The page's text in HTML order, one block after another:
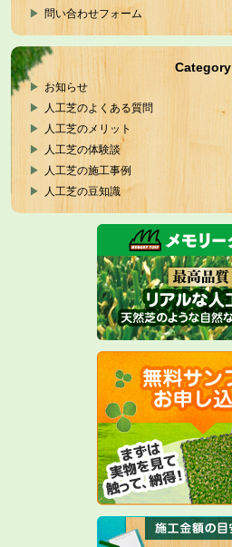
問い合わせフォーム
Category
お知らせ
人工芝のよくある質問
人工芝のメリット
人工芝の体験談
人工芝の施工事例
人工芝の豆知識